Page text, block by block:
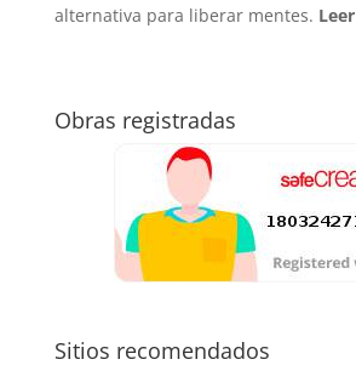
alternativa para liberar mentes.
Obras registradas
Sitios recomendados